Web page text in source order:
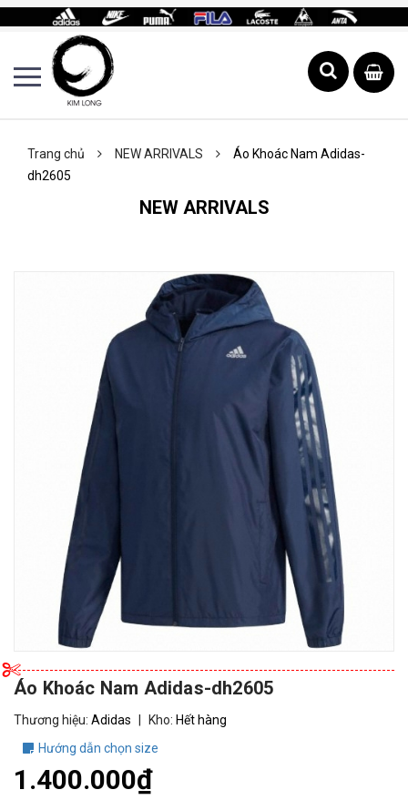
Trang chủ NEW ARRIVALS
Áo Khoác Nam Adidas-
dh2605
NEW ARRIVALS
Áo Khoác Nam Adidas-dh2605
Thương hiệu: Adidas Kho: Hết hàng
Hướng dẫn chọn size
1.400.000₫